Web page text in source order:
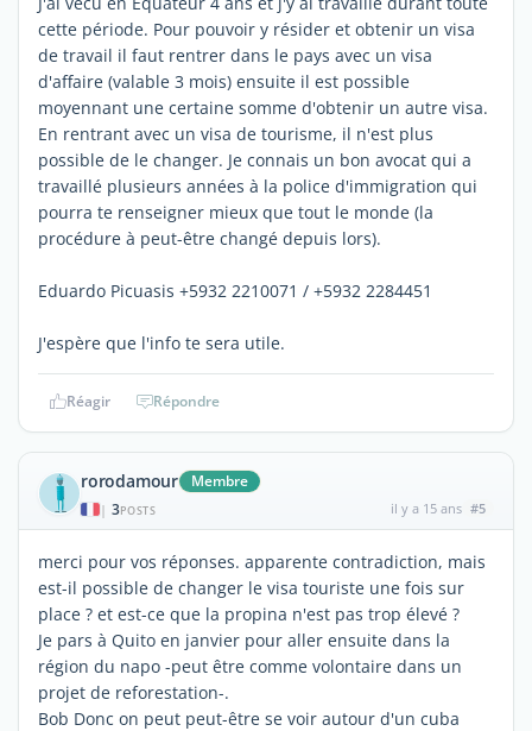
cette période. Pour pouvoir y résider et obtenir un visa
de travail il faut rentrer dans le pays avec un visa
d'affaire (valable 3 mois) ensuite il est possible
moyennant une certaine somme d'obtenir un autre visa.
En rentrant avec un visa de tourisme, il n'est plus
possible de le changer. Je connais un bon avocat qui a
travaillé plusieurs années à la police d'immigration qui
pourra te renseigner mieux que tout le monde (la
procédure à peut-être changé depuis lors).
Eduardo Picuasis +5932 2210071 / +5932 2284451
J'espère que l'info te sera utile.
Réagir Répondre
rorodamour Membre
| 3POSTS il y a 15 ans #5
merci pour vos réponses. apparente contradiction, mais
est-il possible de changer le visa touriste une fois sur
place ? et est-ce que la propina n'est pas trop élevé ?
Je pars à Quito en janvier pour aller ensuite dans la
région du napo -peut être comme volontaire dans un
projet de reforestation-.
Bob Donc on peut peut-être se voir autour d'un cuba